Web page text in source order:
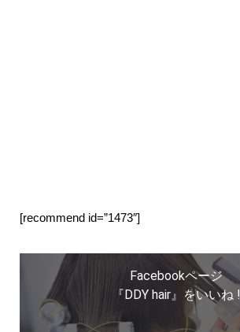
[recommend id=”1473″]
Facebookページ
『DDY hair』をいいね !